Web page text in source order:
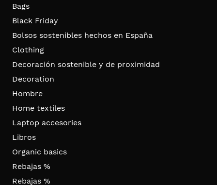
Bags
Black Friday
Bolsos sostenibles hechos en España
Clothing
Decoración sostenible y de proximidad
Decoration
Hombre
Home textiles
Laptop accesories
Libros
Organic basics
Rebajas %
Rebajas %